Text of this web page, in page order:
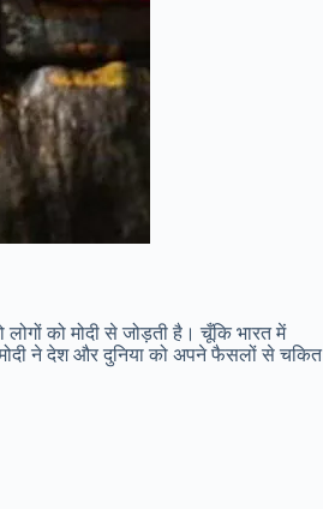
को मोदी से जोड़ती है। चूँकि भारत में
मोदी ने देश और दुनिया को अपने फैसलों से चकित